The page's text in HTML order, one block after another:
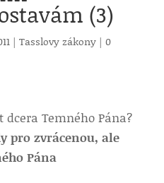
(3)
| Tasslovy zákony| 0
Temného Pána?
pro zvrácenou, ale
Pána